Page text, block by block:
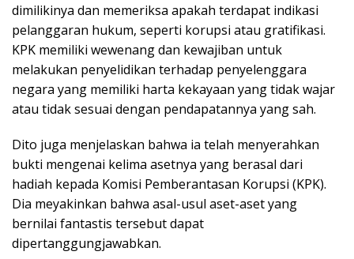
dimilikinya dan memeriksa apakah terdapat indikasi
pelanggaran hukum, seperti korupsi atau gratifikasi.
KPK memiliki wewenang dan kewajiban untuk
melakukan penyelidikan terhadap penyelenggara
negara yang memiliki harta kekayaan yang tidak wajar
atau tidak sesuai dengan pendapatannya yang sah.
Dito juga menjelaskan bahwa ia telah menyerahkan
bukti mengenai kelima asetnya yang berasal dari
hadiah kepada Komisi Pemberantasan Korupsi (KPK).
Dia meyakinkan bahwa asal-usul aset-aset yang
bernilai fantastis tersebut dapat
dipertanggungjawabkan.